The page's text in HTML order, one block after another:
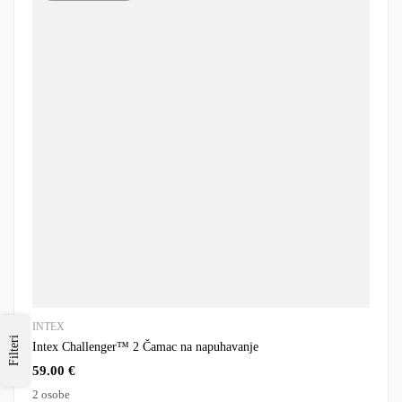
Filteri
INTEX
Intex Challenger™ 2 Čamac na napuhavanje
59.00 €
2 osobe